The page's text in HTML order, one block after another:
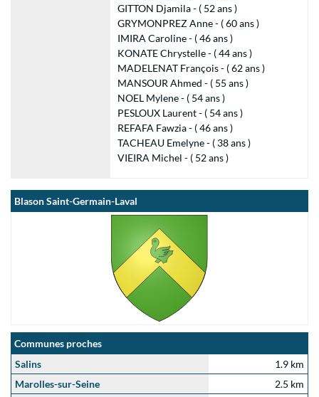
GITTON Djamila - ( 52 ans )
GRYMONPREZ Anne - ( 60 ans )
IMIRA Caroline - ( 46 ans )
KONATE Chrystelle - ( 44 ans )
MADELENAT François - ( 62 ans )
MANSOUR Ahmed - ( 55 ans )
NOEL Mylene - ( 54 ans )
PESLOUX Laurent - ( 54 ans )
REFAFA Fawzia - ( 46 ans )
TACHEAU Emelyne - ( 38 ans )
VIEIRA Michel - ( 52 ans )
Blason Saint-Germain-Laval
Communes proches
Salins
1.9 km
Marolles-sur-Seine
2.5 km